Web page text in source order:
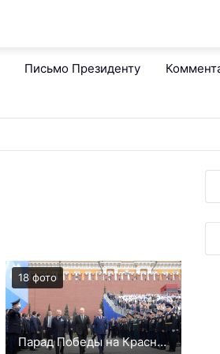
Письмо Президенту
18 фото
Парад Победы на Красной площади